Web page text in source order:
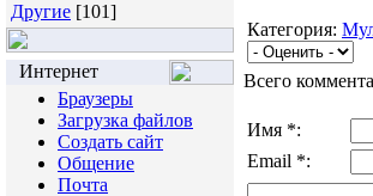
Другие [101]
Интернет
Браузеры
Загрузка файлов
Создать сайт
Общение
Почта
Категория:
Всего
Имя *:
Email *: